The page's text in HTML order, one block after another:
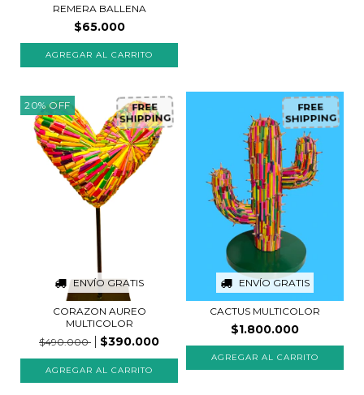
REMERA BALLENA
$65.000
20%OFF
ENVÍO GRATIS
FREE
SHIPPING
CORAZON AUREO
MULTICOLOR
$490.000
$390.000
ENVÍO GRATIS
FREE
SHIPPING
CACTUS MULTICOLOR
$1.800.000